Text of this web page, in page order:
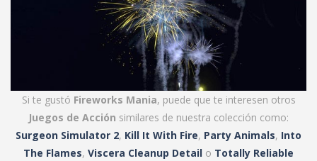
Si te gustó Fireworks Mania, puede que te interesen otros
Juegos de Acción similares de nuestra colección como:
Surgeon Simulator 2, Kill It With Fire, Party Animals, Into
The Flames, Viscera Cleanup Detail o Totally Reliable